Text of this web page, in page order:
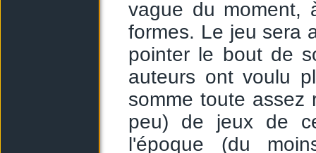
vague du moment,
formes. Le jeu sera
pointer le bout de
auteurs ont voulu
somme toute assez
peu) de jeux de
l'époque (du